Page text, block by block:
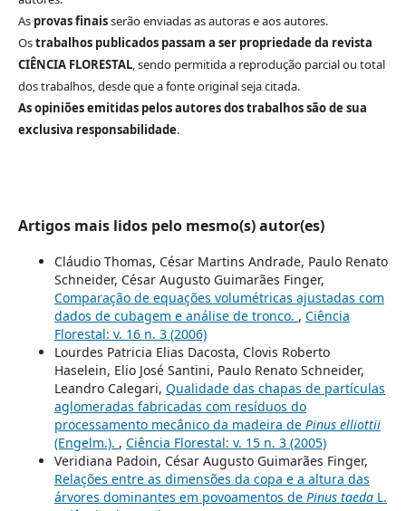
As provas finaisserão enviadas as autoras e aos autores.
Ostrabalhos publicados passam a ser propriedade da revista
CIÊNCIA FLORESTAL, sendo permitida a reprodução parcial ou total
dos trabalhos, desde que a fonte original seja citada.
As opiniões emitidas pelos autores dos trabalhos são de sua
exclusiva responsabilidade.
Artigos mais lidos pelo mesmo(s) autor(es)
Cláudio Thomas, César Martins Andrade, Paulo Renato
Schneider, César Augusto Guimarães Finger,
Comparação de equações volumétricas ajustadas com
dados de cubagem e análise de tronco. , Ciência
Florestal: v. 16 n. 3 (2006)
Lourdes Patricia Elias Dacosta, Clovis Roberto
Haselein, Elio José Santini, Paulo Renato Schneider,
Leandro Calegari, Qualidade das chapas de partículas
aglomeradas fabricadas com resíduos do
processamento mecânico da madeira de Pinus elliottii
(Engelm.). , Ciência Florestal: v. 15 n. 3 (2005)
Veridiana Padoin, César Augusto Guimarães Finger,
Relações entre as dimensões da copa e a altura das
árvores dominantes em povoamentos de Pinus taedaL.